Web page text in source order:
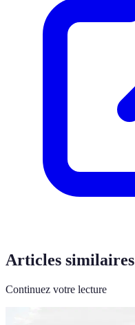
Articles similaires
Continuez votre lecture